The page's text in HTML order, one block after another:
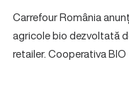
Carrefour România
agricole bio dezvoltată
retailer. Cooperativa